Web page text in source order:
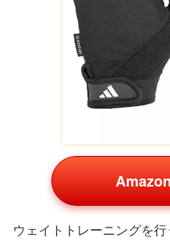
ウェイトトレーニングを